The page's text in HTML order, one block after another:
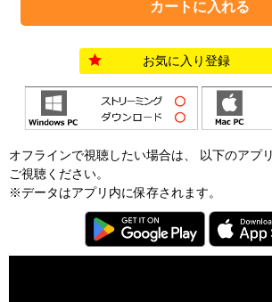
お気に入り登録
オフラインで視聴したい場合は、 以下のアプ
ご視聴ください。
※データはアプリ内に保存されます。